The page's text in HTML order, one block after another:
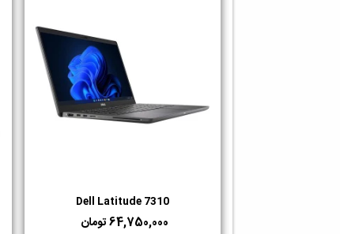
دوست داشتن
Dell Latitude 7310
64,750,000 تومان